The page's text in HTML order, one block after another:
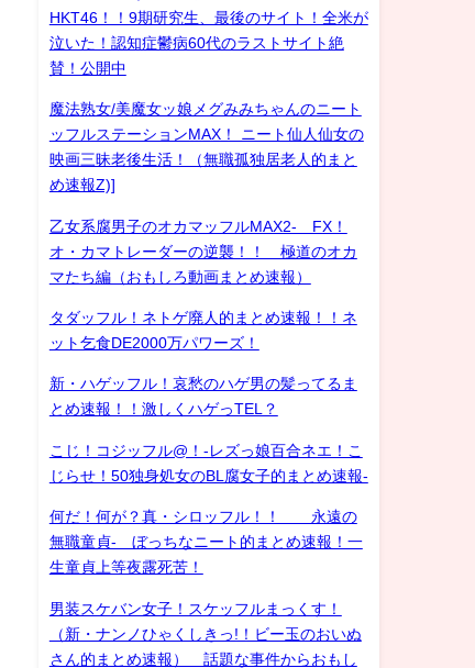
HKT46！！9期研究生、最後のサイト！全米が
泣いた！認知症鬱病60代のラストサイト絶
賛！公開中
魔法熟女/美魔女ッ娘メグみみちゃんのニート
ッフルステーションMAX！ ニート仙人仙女の
映画三昧老後生活！（無職孤独居老人的まと
め速報Z)]
乙女系腐男子のオカマッフルMAX2- FX！
オ・カマトレーダーの逆襲！！ 極道のオカ
マたち編（おもしろ動画まとめ速報）
タダッフル！ネトゲ廃人的まとめ速報！！ネ
ット乞食DE2000万パワーズ！
新・ハゲッフル！哀愁のハゲ男の髪ってるま
とめ速報！！激しくハゲっTEL？
こじ！コジッフル@！-レズっ娘百合ネエ！こ
じらせ！50独身処女のBL腐女子的まとめ速報-
何だ！何が？真・シロッフル！！ 永遠の
無職童貞- ぼっちなニート的まとめ速報！一
生童貞上等夜露死苦！
男装スケバン女子！スケッフルまっくす！
（新・ナンノひゃくしきっ!！ビー玉のおいぬ
さん的まとめ速報） 話題な事件からおもし